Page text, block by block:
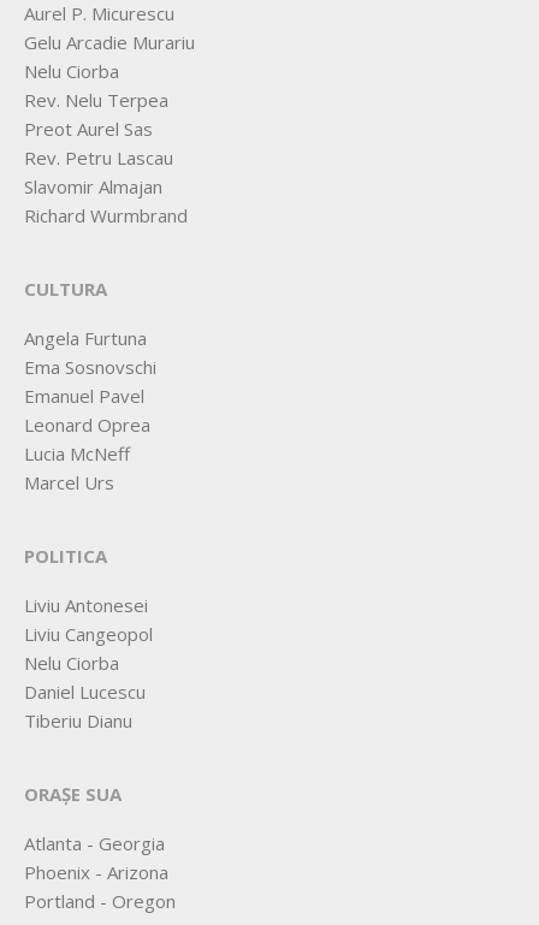
Aurel P. Micurescu
Gelu Arcadie Murariu
Nelu Ciorba
Rev. Nelu Terpea
Preot Aurel Sas
Rev. Petru Lascau
Slavomir Almajan
Richard Wurmbrand
CULTURA
Angela Furtuna
Ema Sosnovschi
Emanuel Pavel
Leonard Oprea
Lucia McNeff
Marcel Urs
POLITICA
Liviu Antonesei
Liviu Cangeopol
Nelu Ciorba
Daniel Lucescu
Tiberiu Dianu
ORAȘE SUA
Atlanta - Georgia
Phoenix - Arizona
Portland - Oregon